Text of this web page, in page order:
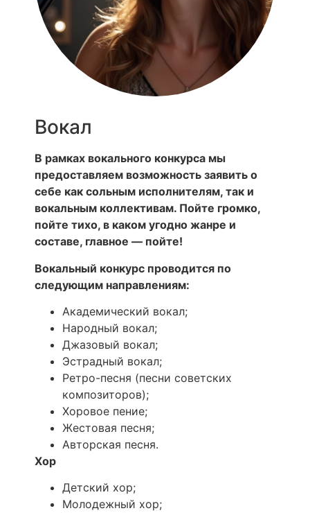
Вокал
В рамках вокального конкурса мы
предоставляем возможность заявить о
себе как сольным исполнителям, так и
вокальным коллективам. Пойте громко,
пойте тихо, в каком угодно жанре и
составе, главное — пойте!
Вокальный конкурс проводится по
следующим направлениям:
Академический вокал;
Народный вокал;
Джазовый вокал;
Эстрадный вокал;
Ретро-песня (песни советских
композиторов);
Хоровое пение;
Жестовая песня;
Авторская песня.
Хор
Детский хор;
Молодежный хор;